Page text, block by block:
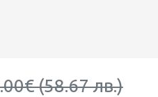
(58.67 лв.)